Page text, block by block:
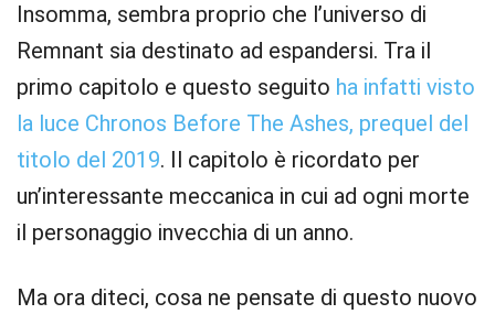
Insomma, sembra proprio che l’universo di
Remnant sia destinato ad espandersi. Tra il
primo capitolo e questo seguito ha infatti visto
la luce Chronos Before The Ashes, prequel del
titolo del 2019. Il capitolo è ricordato per
un’interessante meccanica in cui ad ogni morte
il personaggio invecchia di un anno.
Ma ora diteci, cosa ne pensate di questo nuovo